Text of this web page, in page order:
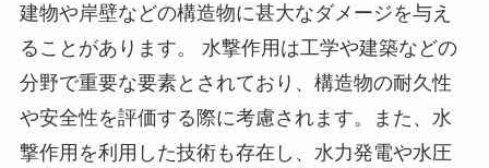
建物や岸壁などの構造物に甚大なダメージを与え
ることがあります。 水撃作用は工学や建築などの
分野で重要な要素とされており、構造物の耐久性
や安全性を評価する際に考慮されます。また、水
撃作用を利用した技術も存在し、水力発電や水圧